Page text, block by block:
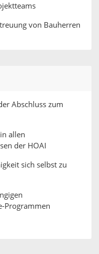
von Bauherren
Abschluss zum
allen
der HOAI
sich selbst zu
Programmen